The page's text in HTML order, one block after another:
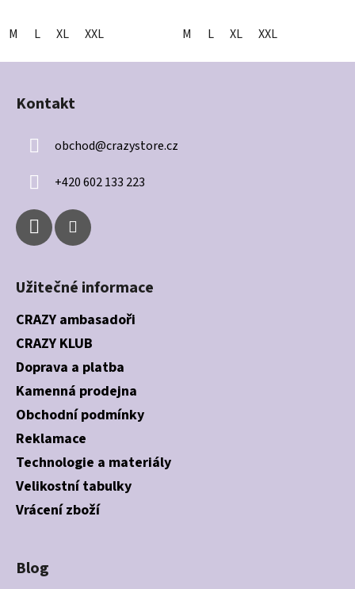
M L XL XXL M L XL XXL
Z
Kontakt
obchod@crazystore.cz
+420 602 133 223
Užitečné informace
CRAZY ambasadoři
CRAZY KLUB
Doprava a platba
Kamenná prodejna
Obchodní podmínky
Reklamace
Technologie a materiály
Velikostní tabulky
Vrácení zboží
Blog